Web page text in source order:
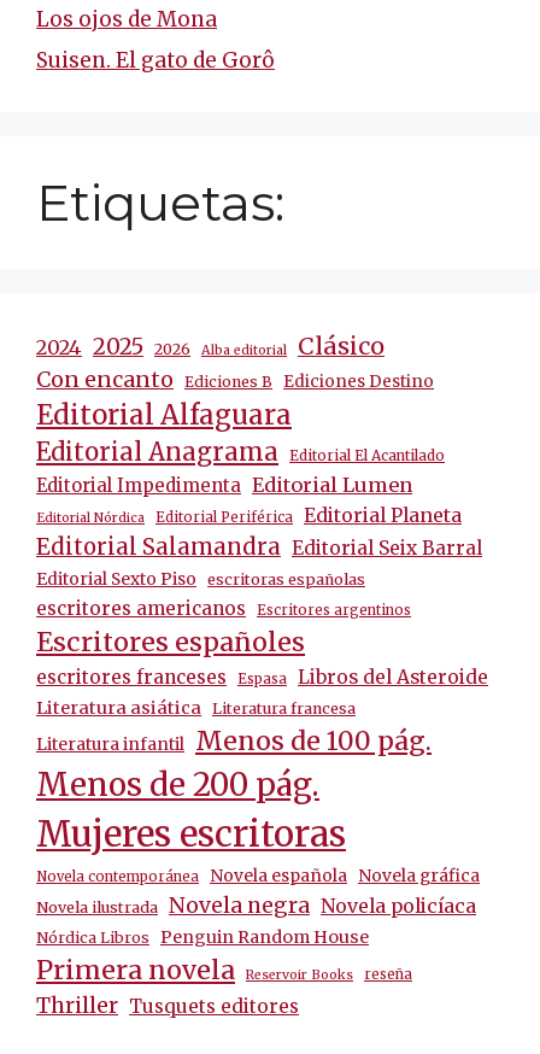
Los ojos de Mona
Suisen. El gato de Gorô
Etiquetas:
2024 2025 2026 Alba editorial Clásico
Con encanto Ediciones B Ediciones Destino
Editorial Alfaguara
Editorial Anagrama Editorial El Acantilado
Editorial Impedimenta Editorial Lumen
Editorial Nórdica Editorial Periférica Editorial Planeta
Editorial Salamandra Editorial Seix Barral
Editorial Sexto Piso escritoras españolas
escritores americanos Escritores argentinos
Escritores españoles
escritores franceses Espasa Libros del Asteroide
Literatura asiática Literatura francesa
Literatura infantil Menos de 100 pág.
Menos de 200 pág.
Mujeres escritoras
Novela contemporánea Novela española Novela gráfica
Novela ilustrada Novela negra Novela policíaca
Nórdica Libros Penguin Random House
Primera novela Reservoir Books reseña
Thriller Tusquets editores